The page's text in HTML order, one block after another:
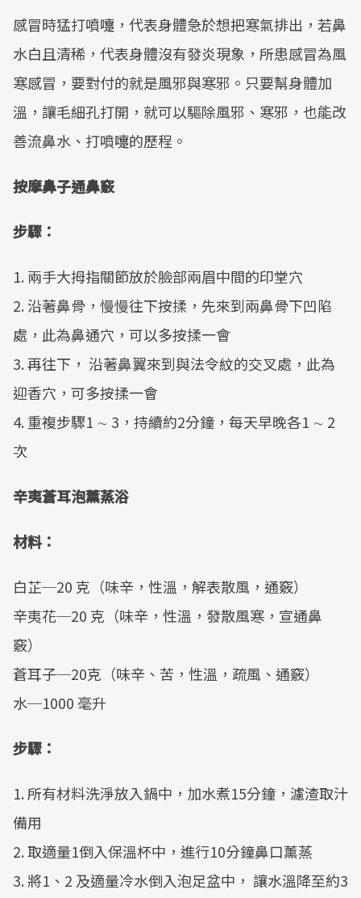
感冒時猛打噴嚏，代表身體急於想把寒氣排出，若鼻
水白且清稀，代表身體沒有發炎現象，所患感冒為風
寒感冒，要對付的就是風邪與寒邪。只要幫身體加
溫，讓毛細孔打開，就可以驅除風邪、寒邪，也能改
善流鼻水、打噴嚏的歷程。
按摩鼻子通鼻竅
步驟：
1. 兩手大拇指關節放於臉部兩眉中間的印堂穴
2. 沿著鼻骨，慢慢往下按揉，先來到兩鼻骨下凹陷
處，此為鼻通穴，可以多按揉一會
3. 再往下， 沿著鼻翼來到與法令紋的交叉處，此為
迎香穴，可多按揉一會
4. 重複步驟1 ∼ 3，持續約2分鐘，每天早晚各1 ∼ 2
次
辛夷蒼耳泡薰蒸浴
材料：
白芷─20 克（味辛，性溫，解表散風，通竅）
辛夷花─20 克（味辛，性溫，發散風寒，宣通鼻
竅）
蒼耳子─20克（味辛、苦，性溫，疏風、通竅）
水─1000 毫升
步驟：
1. 所有材料洗淨放入鍋中，加水煮15分鐘，濾渣取汁
備用
2. 取適量1倒入保溫杯中，進行10分鐘鼻口薰蒸
3. 將1、2 及適量冷水倒入泡足盆中， 讓水溫降至約3